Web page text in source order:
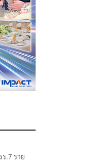
.7 ราย